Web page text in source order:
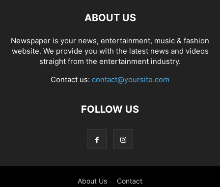
ABOUT US
Newspaper is your news, entertainment, music & fashion
website. We provide you with the latest news and videos
straight from the entertainment industry.
Contact us: contact@yoursite.com
FOLLOW US
About Us Contact